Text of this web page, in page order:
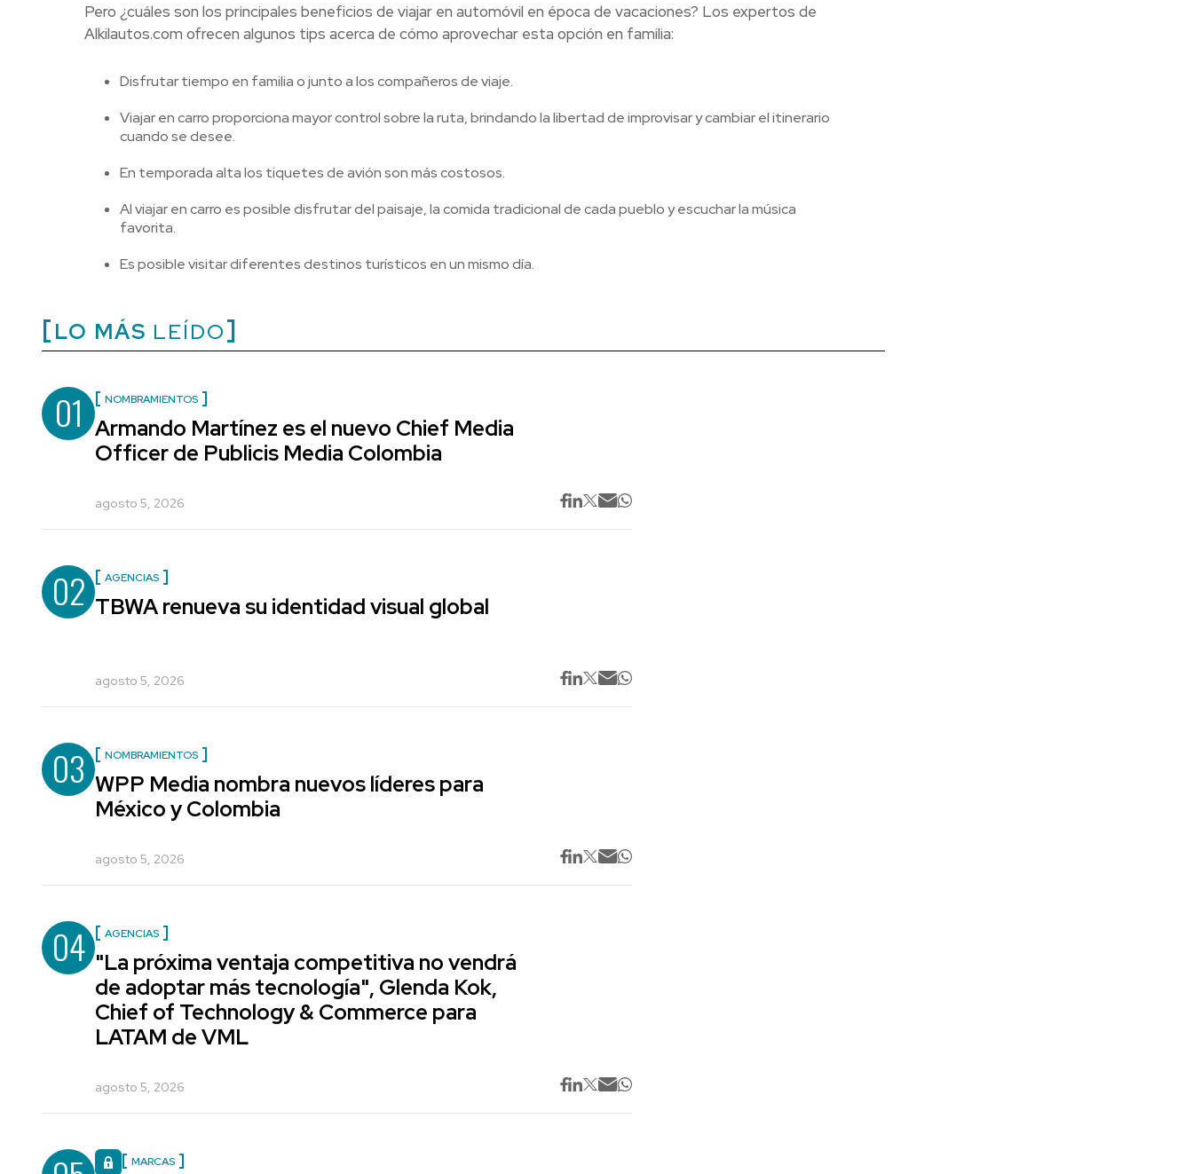
Pero ¿cuáles son los principales beneficios de viajar en automóvil en época de vacaciones? Los expertos de
Alkilautos.com ofrecen algunos tips acerca de cómo aprovechar esta opción en familia:
Disfrutar tiempo en familia o junto a los compañeros de viaje.
Viajar en carro proporciona mayor control sobre la ruta, brindando la libertad de improvisar y cambiar el itinerario
cuando se desee.
En temporada alta los tiquetes de avión son más costosos.
Al viajar en carro es posible disfrutar del paisaje, la comida tradicional de cada pueblo y escuchar la música
favorita.
Es posible visitar diferentes destinos turísticos en un mismo día.
LO MÁS LEÍDO
01 NOMBRAMIENTOS
Armando Martínez es el nuevo Chief Media
Officer de Publicis Media Colombia
agosto 5, 2026
02 AGENCIAS
TBWA renueva su identidad visual global
agosto 5, 2026
03 NOMBRAMIENTOS
WPP Media nombra nuevos líderes para
México y Colombia
agosto 5, 2026
04 AGENCIAS
"La próxima ventaja competitiva no vendrá
de adoptar más tecnología", Glenda Kok,
Chief of Technology & Commerce para
LATAM de VML
agosto 5, 2026
MARCAS